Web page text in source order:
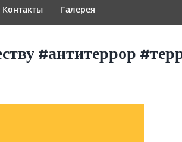
Контакты Галерея
#антитеррор